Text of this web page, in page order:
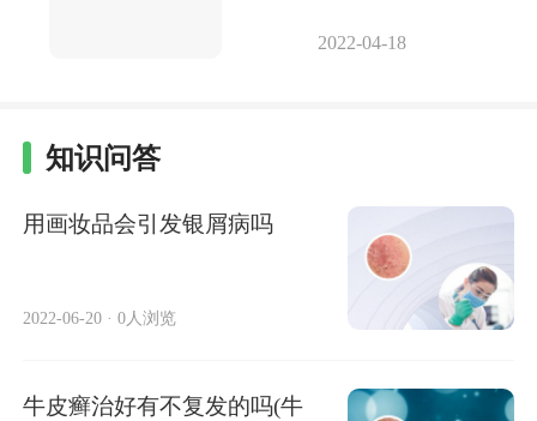
2022-04-18
知识问答
用画妆品会引发银屑病吗
2022-06-20 · 0人浏览
牛皮癣治好有不复发的吗(牛